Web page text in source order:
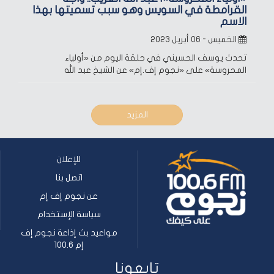
القرامطة في السويس وهو سبب تسميتها بهذا
الاسم
الخميس - ٠٦ أبريل ٢٠٢٣
تحدث يوسف الحسيني في حلقة اليوم من «أولياء
المحروسة» على «نجوم إف.إم» عن الشيخ عبد الله
المزيد
للإعلان
اتصل بنا
عن نجوم إف إم
سياسة الإستخدام
مواعيد بث إذاعة نجوم إف
إم 100.6
تابعونا